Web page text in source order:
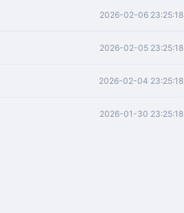
2026-02-06 23:25:18
2026-02-05 23:25:18
2026-02-04 23:25:18
2026-01-30 23:25:18